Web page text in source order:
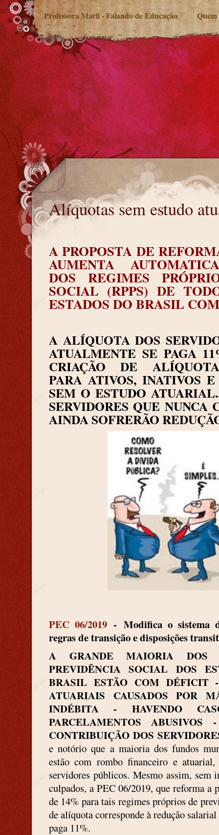
Professora Marli - Falando de Educação Quem
Alíquotas sem estudo
Alíquotas sem estudo atuarial
A PROPOSTA DE
AUMENTA
DOS REGIMES
SOCIAL (RPPS) DE
ESTADOS DO BRASIL
A ALÍQUOTA DOS
ATUALMENTE SE PAGA
CRIAÇÃO DE
PARA ATIVOS, INATIVOS
SEM O ESTUDO
SERVIDORES QUE NUNCA
AINDA SOFRERÃO
PEC 06/2019 - Modifica o sistema
regras de transição e disposições
A GRANDE MAIORIA DOS
PREVIDÊNCIA SOCIAL DOS
BRASIL ESTÃO COM DÉFICIT
ATUARIAIS CAUSADOS POR
INDÉBITA - HAVENDO
PARCELAMENTOS
CONTRIBUIÇÃO DOS
e notório que a maioria dos fundos
estão com rombo financeiro e
servidores públicos. Mesmo assim, sem
culpados, a PEC 06/2019, que reforma
de 14% para tais regimes próprios de
de alíquota corresponde à redução
paga 11%.